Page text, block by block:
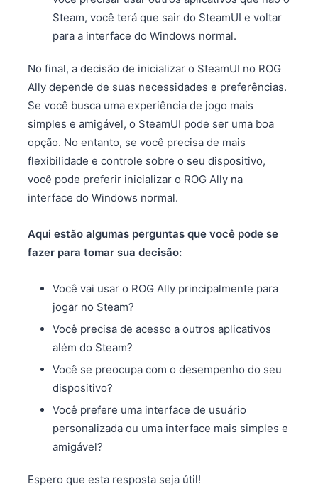
Steam, você terá que sair do SteamUI e voltar
para a interface do Windows normal.
No final, a decisão de inicializar o SteamUI no ROG
Ally depende de suas necessidades e preferências.
Se você busca uma experiência de jogo mais
simples e amigável, o SteamUI pode ser uma boa
opção. No entanto, se você precisa de mais
flexibilidade e controle sobre o seu dispositivo,
você pode preferir inicializar o ROG Ally na
interface do Windows normal.
Aqui estão algumas perguntas que você pode se
fazer para tomar sua decisão:
Você vai usar o ROG Ally principalmente para
jogar no Steam?
Você precisa de acesso a outros aplicativos
além do Steam?
Você se preocupa com o desempenho do seu
dispositivo?
Você prefere uma interface de usuário
personalizada ou uma interface mais simples e
amigável?
Espero que esta resposta seja útil!